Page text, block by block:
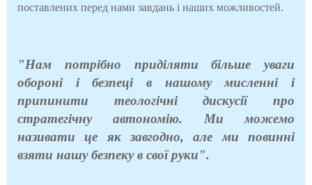
поставлених перед нами завдань і наших можливостей.
"Нам потрібно приділяти більше уваги
обороні і безпеці в нашому мисленні і
припинити теологічні дискусії про
стратегічну автономію. Ми можемо
називати це як завгодно, але ми повинні
взяти нашу безпеку в свої руки".